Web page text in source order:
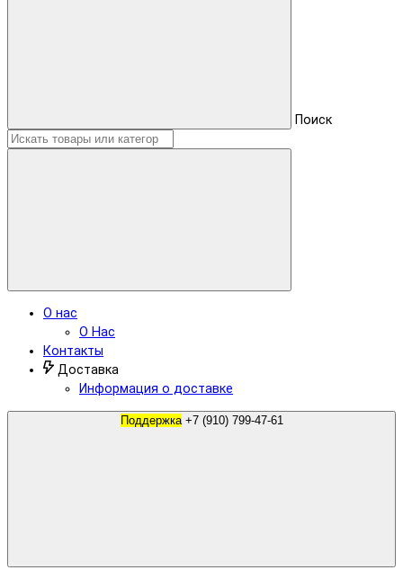
Поиск
О нас
О Нас
Контакты
Доставка
Информация о доставке
Поддержка +7 (910) 799-47-61